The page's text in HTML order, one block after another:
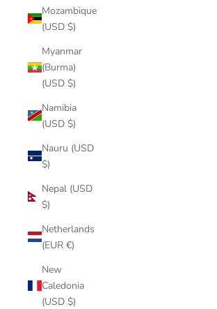
Mozambique
(USD $)
Myanmar
(Burma)
(USD $)
Namibia
(USD $)
Nauru (USD
$)
Nepal (USD
$)
Netherlands
(EUR €)
New
Caledonia
(USD $)